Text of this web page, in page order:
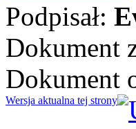
Podpisał:
Dokument
Dokument
Wersja aktualna tej strony